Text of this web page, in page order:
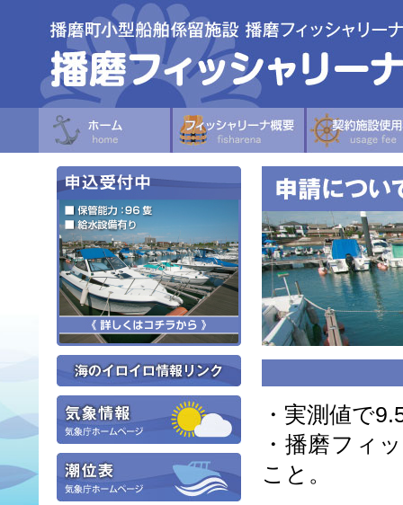
ホーム フィッシャリ
・実測値で
・ 播磨フィ
こと。